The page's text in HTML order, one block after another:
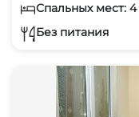
Спальных мест: 4
Без питания